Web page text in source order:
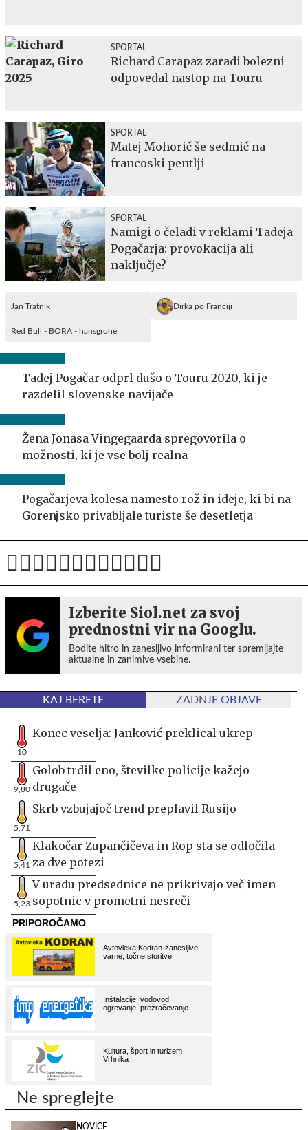
SPORTAL
Richard Carapaz zaradi bolezni
odpovedal nastop na Touru
SPORTAL
Matej Mohorič še sedmič na
francoski pentlji
SPORTAL
Namigi o čeladi v reklami Tadeja
Pogačarja: provokacija ali
naključje?
Jan Tratnik Dirka po Franciji
Red Bull - BORA - hansgrohe
Tadej Pogačar odprl dušo o Touru 2020, ki je
razdelil slovenske navijače
Žena Jonasa Vingegaarda spregovorila o
možnosti, ki je vse bolj realna
Pogačarjeva kolesa namesto rož in ideje, ki bi na
Gorenjsko privabljale turiste še desetletja
Izberite Siol.net za svoj
prednostni vir na Googlu.
Bodite hitro in zanesljivo informirani ter spremljajte
aktualne in zanimive vsebine.
KAJ BERETE ZADNJE OBJAVE
10
Konec veselja: Janković preklical ukrep
9,80
Golob trdil eno, številke policije kažejo
drugače
5,71
Skrb vzbujajoč trend preplavil Rusijo
5,41
Klakočar Zupančičeva in Rop sta se odločila
za dve potezi
5,23
V uradu predsednice ne prikrivajo več imen
sopotnic v prometni nesreči
Ne spreglejte
NOVICE